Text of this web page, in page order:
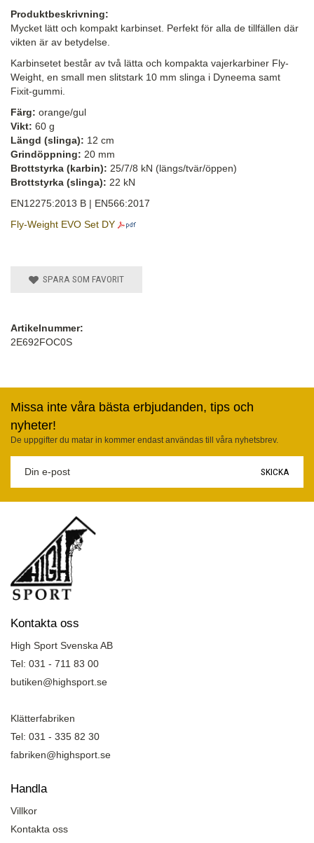
Produktbeskrivning:
Mycket lätt och kompakt karbinset. Perfekt för alla de tillfällen där
vikten är av betydelse.
Karbinsetet består av två lätta och kompakta vajerkarbiner Fly-
Weight, en small men slitstark 10 mm slinga i Dyneema samt
Fixit-gummi.
Färg: orange/gul
Vikt: 60 g
Längd (slinga): 12 cm
Grindöppning: 20 mm
Brottstyrka (karbin): 25/7/8 kN (längs/tvär/öppen)
Brottstyrka (slinga): 22 kN
EN12275:2013 B | EN566:2017
Fly-Weight EVO Set DY
SPARA SOM FAVORIT
Artikelnummer:
2E692FOC0S
Missa inte våra bästa erbjudanden, tips och
nyheter!
De uppgifter du matar in kommer endast användas till våra nyhetsbrev.
SKICKA
Kontakta oss
High Sport Svenska AB
Tel: 031 - 711 83 00
butiken@highsport.se
Klätterfabriken
Tel: 031 - 335 82 30
fabriken@highsport.se
Handla
Villkor
Kontakta oss